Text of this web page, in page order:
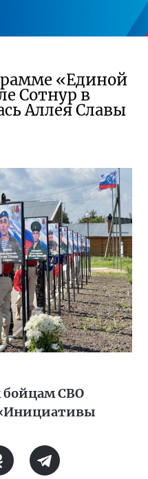
«Единой
Сотнур в
Аллея Славы
СВО